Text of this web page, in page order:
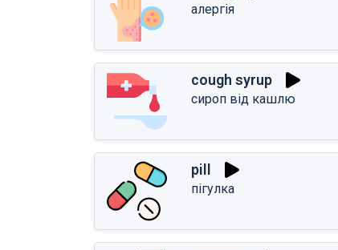
алергія
cough syrup
сироп від кашлю
pill
пігулка